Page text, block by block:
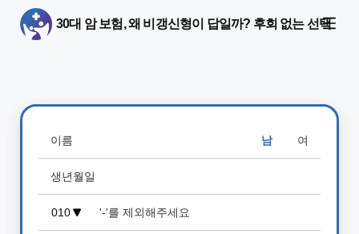
30대 암 보험, 왜 비갱신형이 답일까? 후회 없는 선택
남 여